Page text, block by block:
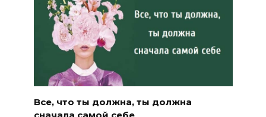
Все, что ты должна, ты должна
сначала самой себе